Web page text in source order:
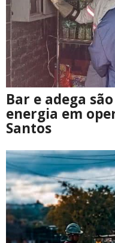
Bar e adega
energia em
Santos